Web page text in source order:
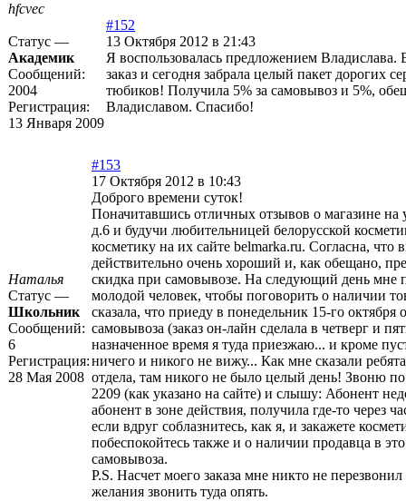
hfcvec
Статус —
Академик
Сообщений:
2004
Регистрация:
13 Января 2009
#152
13 Октября 2012 в 21:43
Я воспользовалась предложением Владислава.
заказ и сегодня забрала целый пакет дорогих
тюбиков! Получила 5% за самовывоз и 5%,
Владиславом. Спасибо!
Наталья
Статус —
Школьник
Сообщений:
6
Регистрация:
28 Мая 2008
#153
17 Октября 2012 в 10:43
Доброго времени суток!
Поначитавшись отличных отзывов о магазине на
д.6 и будучи любительницей белорусской
косметику на их сайте belmarka.ru. Согласна, что
действительно очень хороший и, как обещано,
скидка при самовывозе. На следующий день мне
молодой человек, чтобы поговорить о наличии
сказала, что приеду в понедельник 15-го октября
самовывоза (заказ он-лайн сделала в четверг и
назначенное время я туда приезжаю... и кроме
ничего и никого не вижу... Как мне сказали
отдела, там никого не было целый день! Звоню
2209 (как указано на сайте) и слышу: Абонент
абонент в зоне действия, получила где-то через
если вдруг соблазнитесь, как я, и закажете
побеспокойтесь также и о наличии продавца в
самовывоза.
P.S. Насчет моего заказа мне никто не
желания звонить туда опять.